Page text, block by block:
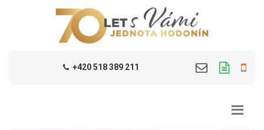
+420 518 389 211